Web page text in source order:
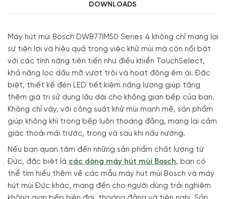
DOWNLOADS
Máy hút mùi Bosch DWB77IM50 Series 4 không chỉ mang lại
sự tiện lợi và hiệu quả trong việc khử mùi mà còn nổi bật
với các tính năng tiên tiến như điều khiển TouchSelect,
khả năng lọc dầu mỡ vượt trội và hoạt động êm ái. Đặc
biệt, thiết kế đèn LED tiết kiệm năng lượng giúp tăng
thêm giá trị sử dụng lâu dài cho không gian bếp của bạn.
Không chỉ vậy, với công suất khử mùi mạnh mẽ, sản phẩm
giúp không khí trong bếp luôn thoáng đãng, mang lại cảm
giác thoải mái trước, trong và sau khi nấu nướng.
Nếu bạn quan tâm đến những sản phẩm chất lượng từ
Đức, đặc biệt là các dòng máy hút mùi Bosch, bạn có
thể tìm hiểu thêm về các mẫu máy hút mùi Bosch và máy
hút mùi Đức khác, mang đến cho người dùng trải nghiệm